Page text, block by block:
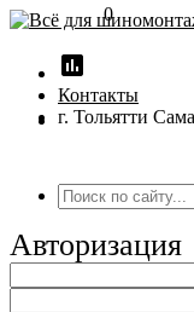
insert_chart
0
Контакты
г. Тольятти
Авторизация